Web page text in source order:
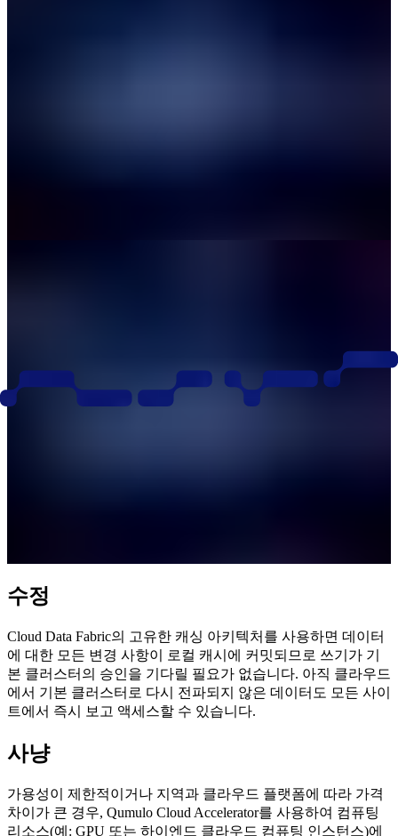
수정
Cloud Data Fabric의 고유한 캐싱 아키텍처를 사용하면 데이터
에 대한 모든 변경 사항이 로컬 캐시에 커밋되므로 쓰기가 기
본 클러스터의 승인을 기다릴 필요가 없습니다. 아직 클라우드
에서 기본 클러스터로 다시 전파되지 않은 데이터도 모든 사이
트에서 즉시 보고 액세스할 수 있습니다.
사냥
가용성이 제한적이거나 지역과 클라우드 플랫폼에 따라 가격
차이가 큰 경우, Qumulo Cloud Accelerator를 사용하여 컴퓨팅
리소스(예: GPU 또는 하이엔드 클라우드 컴퓨팅 인스턴스)에